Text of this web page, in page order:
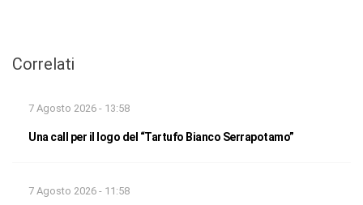
Correlati
7 Agosto 2026 - 13:58
Una call per il logo del “Tartufo Bianco Serrapotamo”
7 Agosto 2026 - 11:58